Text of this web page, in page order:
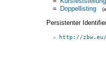
= Doppellisting
Persistenter
http://